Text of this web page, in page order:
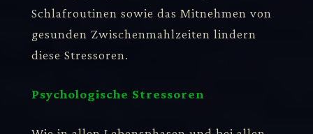
Schlafroutinen sowie das Mitnehmen von
gesunden Zwischenmahlzeiten lindern
diese Stressoren.
Psychologische Stressoren